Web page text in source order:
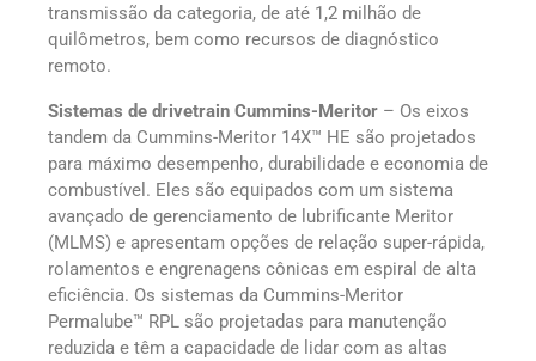
transmissão da categoria, de até 1,2 milhão de
quilômetros, bem como recursos de diagnóstico
remoto.
Sistemas de drivetrain Cummins-Meritor – Os eixos
tandem da Cummins-Meritor 14X™ HE são projetados
para máximo desempenho, durabilidade e economia de
combustível. Eles são equipados com um sistema
avançado de gerenciamento de lubrificante Meritor
(MLMS) e apresentam opções de relação super-rápida,
rolamentos e engrenagens cônicas em espiral de alta
eficiência. Os sistemas da Cummins-Meritor
Permalube™ RPL são projetadas para manutenção
reduzida e têm a capacidade de lidar com as altas